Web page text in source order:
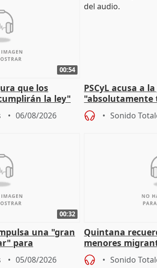
00:54
que los
la ley"
06/08/2026
PSCyL acusa a
"absolutamente
problemas como
Sonido
00:32
una "gran
para
05/08/2026
Quintana
menores
aportación del
Sonido